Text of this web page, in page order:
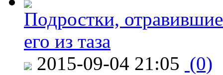
Подростки,
его из таза
2015-09-04 21:05 (0)